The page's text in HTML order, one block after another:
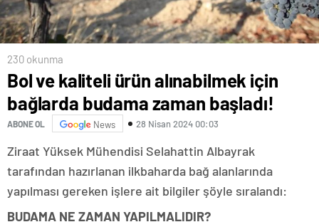
230 okunma
Bol ve kaliteli ürün alınabilmek için
bağlarda budama zaman başladı!
ABONE OL News 28 Nisan 2024 00:03
Ziraat Yüksek Mühendisi Selahattin Albayrak
tarafından hazırlanan ilkbaharda bağ alanlarında
yapılması gereken işlere ait bilgiler şöyle sıralandı:
BUDAMA NE ZAMAN YAPILMALIDIR?